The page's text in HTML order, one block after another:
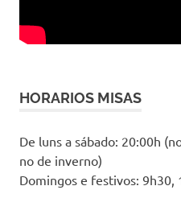
HORARIOS MISAS
De luns a sábado: 20:00h
no de inverno)
Domingos e festivos: 9h30,